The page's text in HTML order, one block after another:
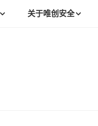
关于唯创安全